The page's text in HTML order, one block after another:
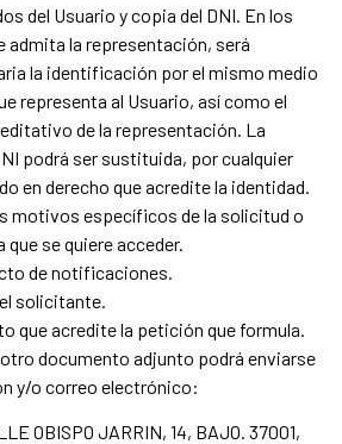
del Usuario y copia del DNI. En los
admita la representación, será
la identificación por el mismo medio
representa al Usuario, así como el
de la representación. La
podrá ser sustituida, por cualquier
en derecho que acredite la identidad.
motivos específicos de la solicitud o
se quiere acceder.
de notificaciones.
solicitante.
que acredite la petición que formula.
documento adjunto podrá enviarse
y/o correo electrónico:
OBISPO JARRIN, 14, BAJO. 37001,